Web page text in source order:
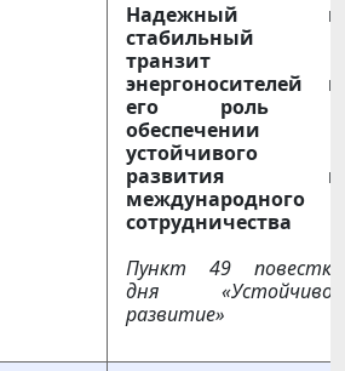
Надежный и
стабильный
транзит
энергоносителей и
его роль в
обеспечении
устойчивого
развития и
международного
сотрудничества
Пункт 49 повестки
дня «Устойчивое
развитие»